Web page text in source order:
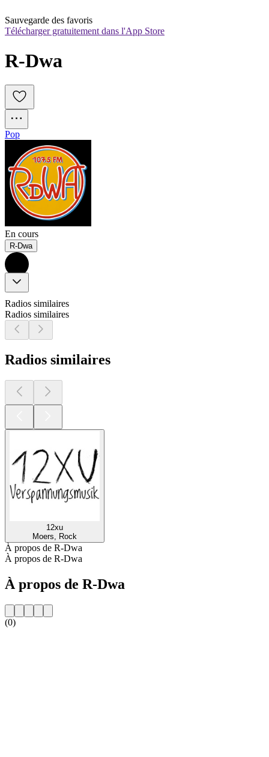
Sauvegarde des favoris
Télécharger gratuitement dans l'App Store
R-Dwa
Pop
En cours
R-Dwa
Radios similaires
Radios similaires
Radios similaires
12xu
Moers, Rock
À propos de R-Dwa
À propos de R-Dwa
À propos de R-Dwa
(0)